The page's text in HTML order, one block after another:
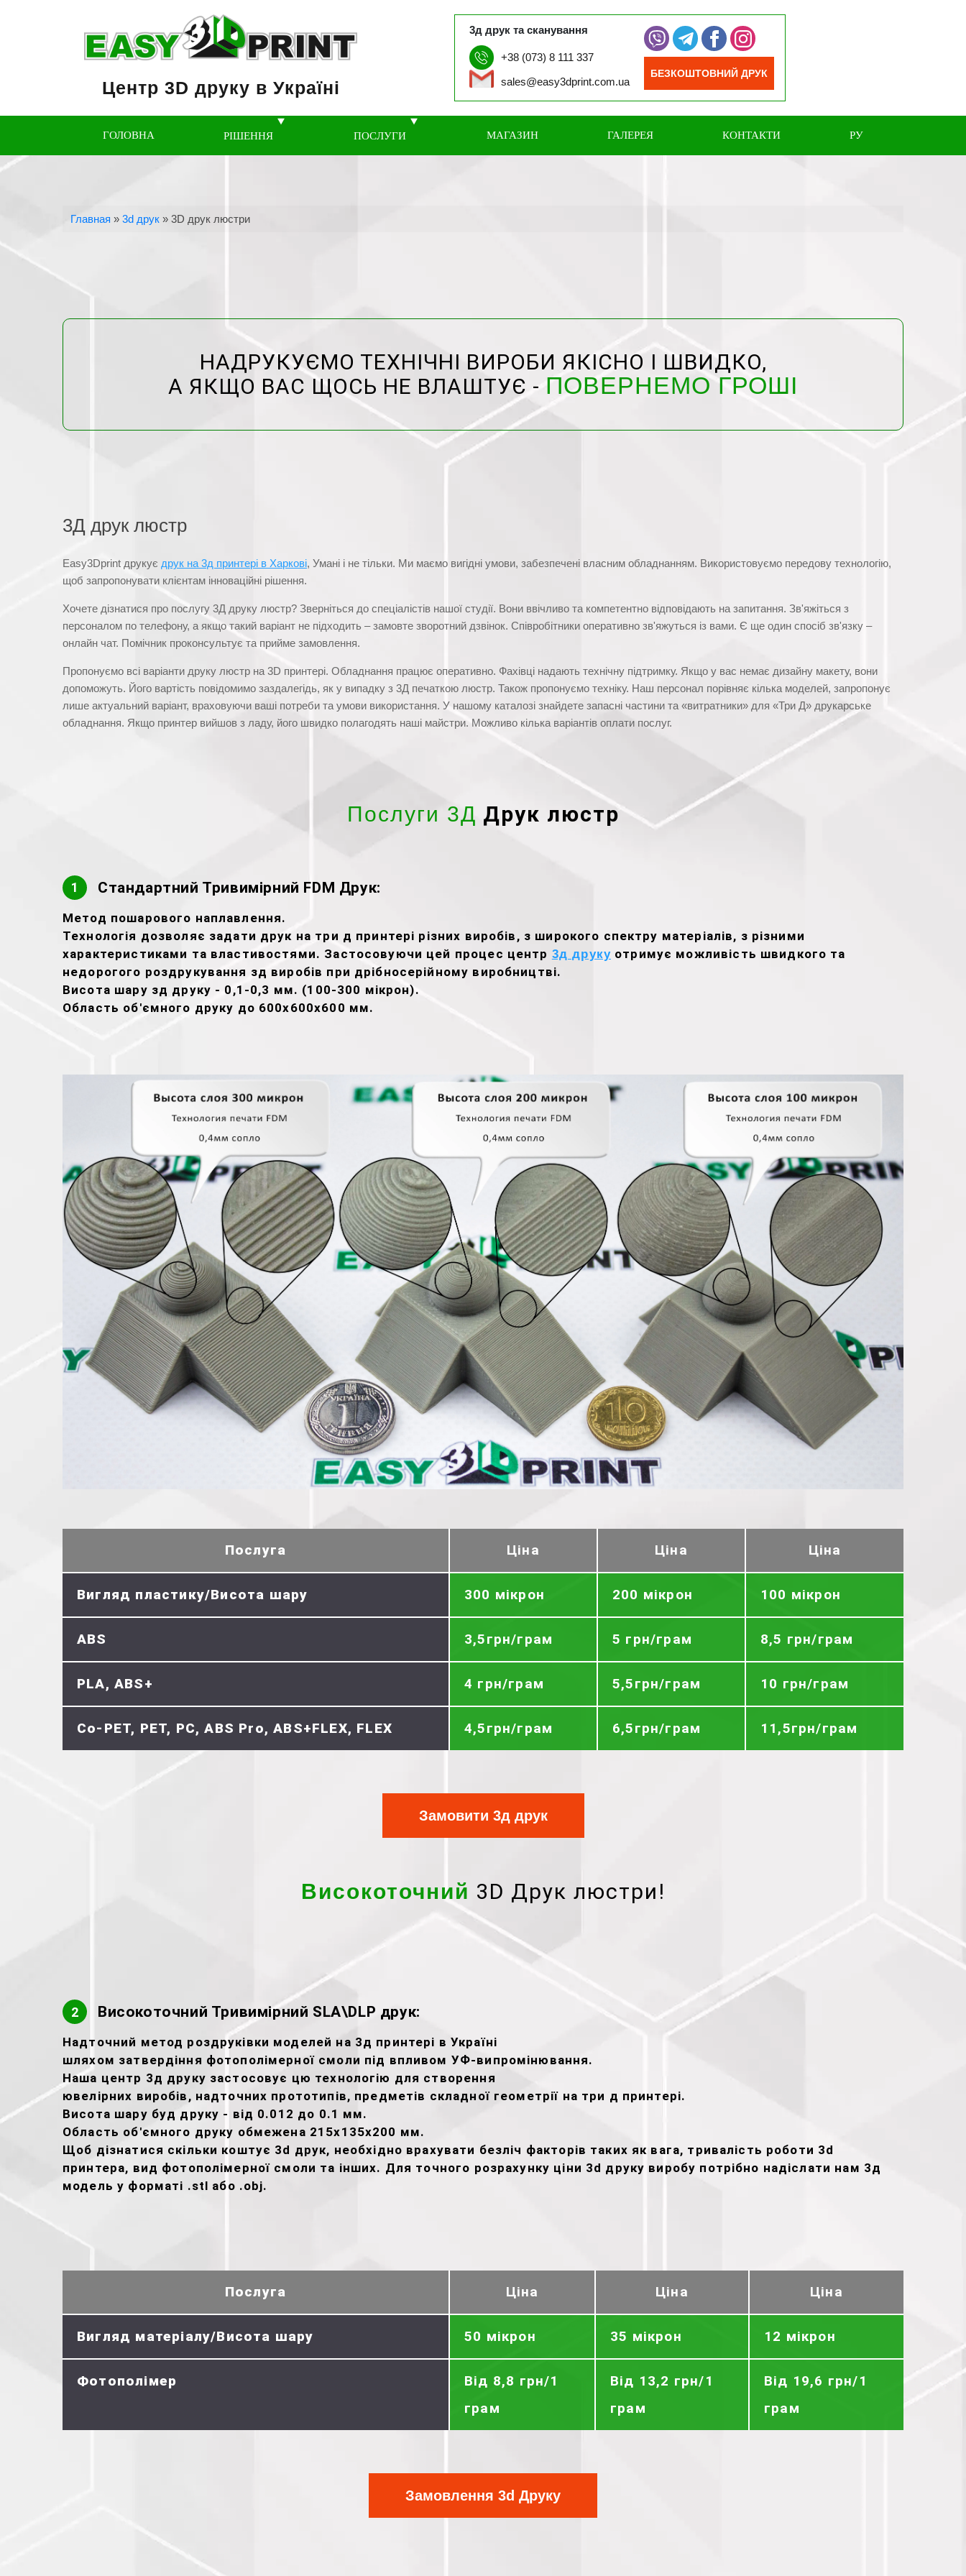
Центр 3D друку в Україні
3д друк та сканування
+38 (073) 8 111 337
sales@easy3dprint.com.ua
БЕЗКОШТОВНИЙ ДРУК
ГОЛОВНА РІШЕННЯ ПОСЛУГИ МАГАЗИН ГАЛЕРЕЯ КОНТАКТИ РУ
Главная »3d друк »3D друк люстри
НАДРУКУЄМО ТЕХНІЧНІ ВИРОБИ ЯКІСНО І ШВИДКО,
А ЯКЩО ВАС ЩОСЬ НЕ ВЛАШТУЄ - ПОВЕРНЕМО ГРОШІ
3Д друк люстр
Easy3Dprint друкує друк на 3д принтері в Харкові, Умані і не тільки. Ми маємо вигідні умови, забезпечені власним обладнанням. Використовуємо передову технологію,
щоб запропонувати клієнтам інноваційні рішення.
Хочете дізнатися про послугу 3Д друку люстр? Зверніться до спеціалістів нашої студії. Вони ввічливо та компетентно відповідають на запитання. Зв'яжіться з
персоналом по телефону, а якщо такий варіант не підходить – замовте зворотний дзвінок. Співробітники оперативно зв'яжуться із вами. Є ще один спосіб зв'язку –
онлайн чат. Помічник проконсультує та прийме замовлення.
Пропонуємо всі варіанти друку люстр на 3D принтері. Обладнання працює оперативно. Фахівці надають технічну підтримку. Якщо у вас немає дизайну макету, вони
допоможуть. Його вартість повідомимо заздалегідь, як у випадку з 3Д печаткою люстр. Також пропонуємо техніку. Наш персонал порівняє кілька моделей, запропонує
лише актуальний варіант, враховуючи ваші потреби та умови використання. У нашому каталозі знайдете запасні частини та «витратники» для «Три Д» друкарське
обладнання. Якщо принтер вийшов з ладу, його швидко полагодять наші майстри. Можливо кілька варіантів оплати послуг.
Послуги 3Д Друк люстр
1 Стандартний Тривимірний FDM Друк:
Метод пошарового наплавлення.
Технологія дозволяє задати друк на три д принтері різних виробів, з широкого спектру матеріалів, з різними
характеристиками та властивостями. Застосовуючи цей процес центр 3д друкуотримує можливість швидкого та
недорогого роздрукування зд виробів при дрібносерійному виробництві.
Висота шару зд друку - 0,1-0,3 мм. (100-300 мікрон).
Область об'ємного друку до 600х600х600 мм.
Послуга Ціна Ціна Ціна
Вигляд пластику/Висота шару 300 мікрон 200 мікрон 100 мікрон
ABS 3,5грн/грам 5 грн/грам 8,5 грн/грам
PLA, ABS+ 4 грн/грам 5,5грн/грам 10 грн/грам
Co-PET, PET, PC, ABS Pro, ABS+FLEX, FLEX 4,5грн/грам 6,5грн/грам 11,5грн/грам
Замовити 3д друк
Високоточний 3D Друк люстри!
2 Високоточний Тривимірний SLA\DLP друк:
Надточний метод роздруківки моделей на 3д принтері в Україні
шляхом затвердіння фотополімерної смоли під впливом УФ-випромінювання.
Наша центр 3д друку застосовує цю технологію для створення
ювелірних виробів, надточних прототипів, предметів складної геометрії на три д принтері.
Висота шару буд друку - від 0.012 до 0.1 мм.
Область об'ємного друку обмежена 215х135х200 мм.
Щоб дізнатися скільки коштує 3d друк, необхідно врахувати безліч факторів таких як вага, тривалість роботи 3d
принтера, вид фотополімерної смоли та інших. Для точного розрахунку ціни 3d друку виробу потрібно надіслати нам 3д
модель у форматі .stl або .obj.
Послуга Ціна Ціна Ціна
Вигляд матеріалу/Висота шару 50 мікрон 35 мікрон 12 мікрон
Фотополімер
Від 8,8 грн/1
грам
Від 13,2 грн/1
грам
Від 19,6 грн/1
грам
Замовлення 3d Друку